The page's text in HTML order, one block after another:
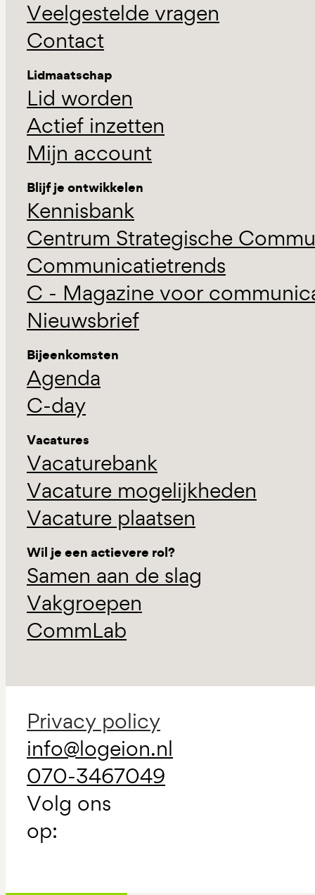
Veelgestelde vragen
Contact
Lidmaatschap
Lid worden
Actief inzetten
Mijn account
Blijf je ontwikkelen
Kennisbank
Centrum Strategische
Communicatietrends
C - Magazine voor
Nieuwsbrief
Bijeenkomsten
Agenda
C-day
Vacatures
Vacaturebank
Vacature mogelijkheden
Vacature plaatsen
Wil je een actievere rol?
Samen aan de slag
Vakgroepen
CommLab
Privacy policy
info@logeion.nl
070-3467049
Volg ons
op: